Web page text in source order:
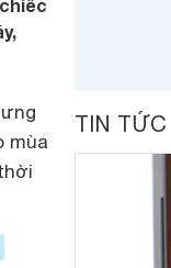
mùa
TIN TỨC